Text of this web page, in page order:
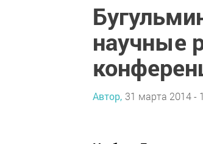
научные
Автор, 31 марта 2014 -